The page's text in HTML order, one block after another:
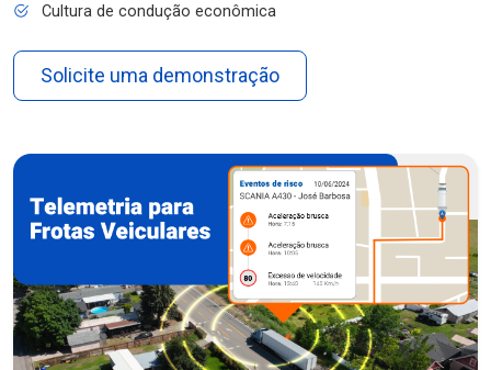
Cultura de condução econômica
Solicite uma demonstração